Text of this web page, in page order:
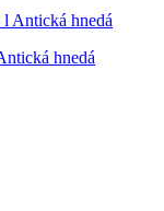
hnedá